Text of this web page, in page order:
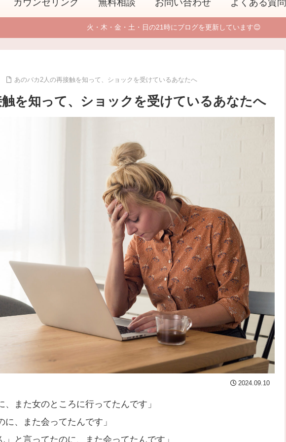
カウンセリング 無料相談 お問い合わせ よくある質問
火・木・金・土・日の21時にブログを更新しています😊
あのバカ2人の再接触を知って、ショックを受けているあなたへ
を知って、ショックを受けているあなたへ
2024.09.10
、また女のところに行ってたんです」
に、また会ってたんです」
」と言ってたのに、また会ってたんです」